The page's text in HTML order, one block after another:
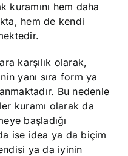
kuramını hem daha
hem de kendi
karşılık olarak,
yanı sıra form ya
Bu nedenle
kuramı olarak da
başladığı
ise idea ya da biçim
ya da iyinin